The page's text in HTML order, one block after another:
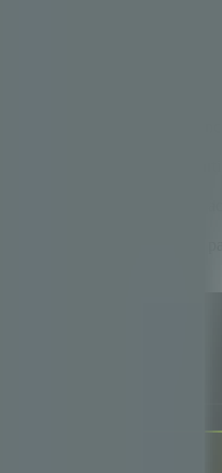
quase nunca por
no grau de contexto
comunicação
um roadmap